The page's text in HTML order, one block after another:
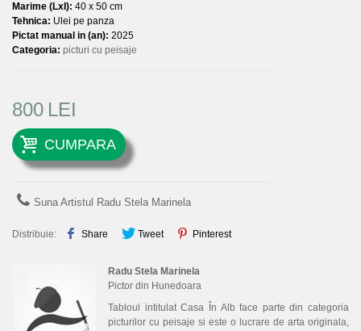
Marime (LxI): 40 x 50 cm
Tehnica: Ulei pe panza
Pictat manual in (an): 2025
Categoria: picturi cu peisaje
800 LEI
CUMPARA
Suna Artistul Radu Stela Marinela
Distribuie: Share Tweet Pinterest
Radu Stela Marinela
Pictor din Hunedoara
Tabloul intitulat Casa În Alb face parte din categoria
picturilor cu peisaje si este o lucrare de arta originala,